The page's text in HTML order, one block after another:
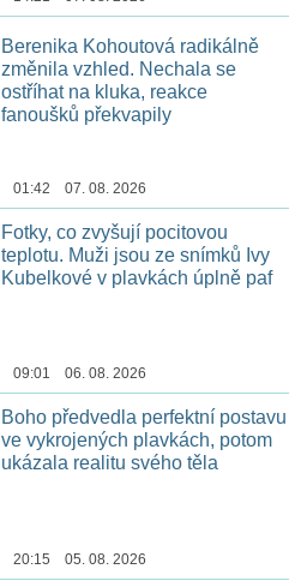
Berenika Kohoutová radikálně
změnila vzhled. Nechala se
ostříhat na kluka, reakce
fanoušků překvapily
01:42 07. 08. 2026
Fotky, co zvyšují pocitovou
teplotu. Muži jsou ze snímků Ivy
Kubelkové v plavkách úplně paf
09:01 06. 08. 2026
Boho předvedla perfektní postavu
ve vykrojených plavkách, potom
ukázala realitu svého těla
20:15 05. 08. 2026